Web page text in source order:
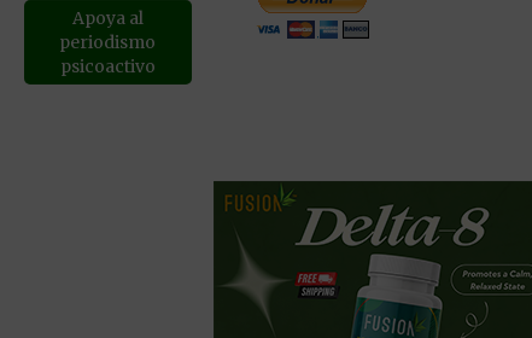
Apoya al
periodismo
psicoactivo